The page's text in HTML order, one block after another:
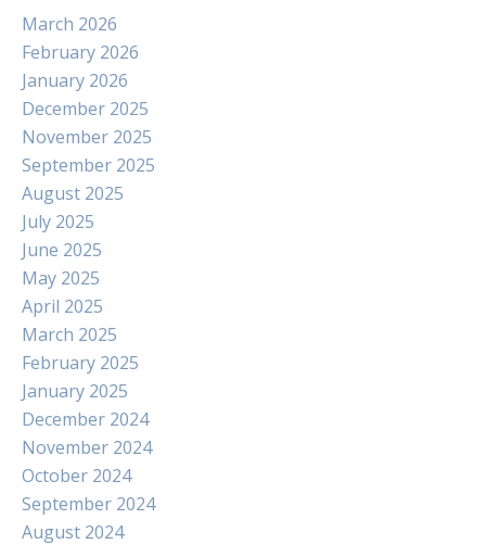
March 2026
February 2026
January 2026
December 2025
November 2025
September 2025
August 2025
July 2025
June 2025
May 2025
April 2025
March 2025
February 2025
January 2025
December 2024
November 2024
October 2024
September 2024
August 2024